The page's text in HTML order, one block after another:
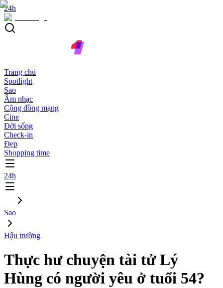
24h
Trang chủ
Spotlight
Sao
Âm nhạc
Cộng đồng mạng
Cine
Đời sống
Check-in
Đẹp
Shopping time
24h
Sao
Hậu trường
Thực hư chuyện tài tử Lý
Hùng có người yêu ở tuổi 54?